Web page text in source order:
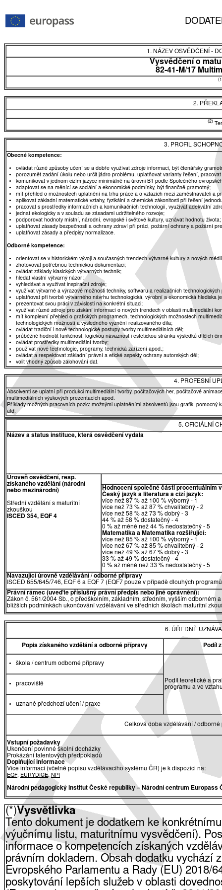
1. NÁZEV OSVĚDČENÍ -
Vysvědčení o
82-41-M/17
2.
(2)
3. PROFIL
Obecné kompetence:
ovládat různé způsoby učení se a dobře využívat zdroje informací, být čtenářsky
porozumět zadání úkolu nebo určit jádro problému, uplatňovat varianty řešení,
komunikovat v jednom cizím jazyce minimálně na úrovni B1 podle Společného
adaptovat se na měnící se sociální a ekonomické podmínky, být finančně gramotný;
mít přehled o možnostech uplatnění na trhu práce a o vztazích mezi zaměstnavateli a
aplikovat základní matematické vztahy, fyzikální a chemické zákonitosti při řešení
pracovat s prostředky informačních a komunikačních technologií, využívat adekvátní
jednat ekologicky a v souladu se zásadami udržitelného rozvoje;
podporovat hodnoty místní, národní, evropské i světové kultury, uznávat hodnotu života;
uplatňovat zásady bezpečnosti a ochrany zdraví při práci, požární ochrany a požární
uplatňovat zásady a předpisy normalizace.
Odborné kompetence:
orientovat se v historickém vývoji a současných trendech výtvarné kultury a nových
zhotovovat potřebnou technickou dokumentaci;
ovládat základy klasických výtvarných technik;
hledat vlastní výtvarný názor;
vyhledávat a využívat inspirační zdroje;
využívat výtvarné a výrazové možnosti techniky, softwaru a realizačních technologických
uplatňovat při tvorbě výtvarného návrhu technologická, výrobní a ekonomická hlediska
prezentovat svou práci v závislosti na konkrétní situaci;
využívat různé zdroje pro získání informací o nových trendech v oblasti multimediální
mít komplexní přehled o grafických programech, technologických možnostech
technologických možností a výsledného vyznění realizovaného díla;
ovládat tradiční i nové technologické postupy tvorby multimediálních děl;
průběžně hodnotit funkčnost, logickou návaznost i estetickou stránku výsledků dílčích
ovládat prostředky multimediální tvorby;
používat nové technologie, programy, technická zařízení apod.;
ovládat a respektovat základní právní a etické aspekty ochrany autorských děl;
volit vhodný způsob zálohování dat.
4. PROFESNÍ
Absolventi se uplatní při produkci multimediální tvorby, počítačových her, počítačové
multimediálních výukových prezentacích apod.
Příklady možných pracovních pozic: možnými uplatněními absolventů jsou grafik,
atd.
5. OFICIÁLNÍ
Název a status instituce, která osvědčení vydala
Úroveň osvědčení, resp.
získaného vzdělání (národní
nebo mezinárodní)
Střední vzdělání s maturitní
zkouškou
ISCED 354, EQF 4
Hodnocení společné části procentuálním
Český jazyk a literatura a cizí jazyk:
více než 87 % až 100 % výborný - 1
více než 73 % až 87 % chvalitebný - 2
více než 58 % až 73 % dobrý - 3
44 % až 58 % dostatečný - 4
0 % až méně než 44 % nedostatečný - 5
Matematika a Matematika rozšiřující:
více než 85 % až 100 % výborný - 1
více než 67 % až 85 % chvalitebný - 2
více než 49 % až 67 % dobrý - 3
33 % až 49 % dostatečný - 4
0 % až méně než 33 % nedostatečný - 5
Navazující úrovně vzdělávání / odborné přípravy
ISCED 655/645/746, EQF 6 a EQF 7 (EQF7 pouze v případě dlouhých
Právní rámec (uveďte příslušný právní předpis nebo jiné oprávnění):
Zákon č. 561/2004 Sb., o předškolním, základním, středním, vyšším
bližších podmínkách ukončování vzdělávání ve středních školách maturitní
6. ÚŘEDNĚ
Popis získaného vzdělání a odborné přípravy Podíl
škola / centrum odborné přípravy
Podíl teoretické a
programu a ve
pracoviště
uznané předchozí učení / praxe
Celková doba vzdělávání /
Vstupní požadavky
Ukončení povinné školní docházky
Prokázání talentových předpokladů
Doplňující informace
Více informací (včetně popisu vzdělávacího systému ČR) je k dispozici na:
EQF, EURYDICE,NPI
Národní pedagogický institut České republiky– Národní centrum Europass
(*)Vysvětlivka
Tento dokument je dodatkem ke
výučnímu listu, maturitnímu vysvědčení).
informace o kompetencích získaných
právním dokladem. Obsah dodatku vychází
Evropského Parlamentu a Rady (EU) 2018/
poskytování lepších služeb v oblasti